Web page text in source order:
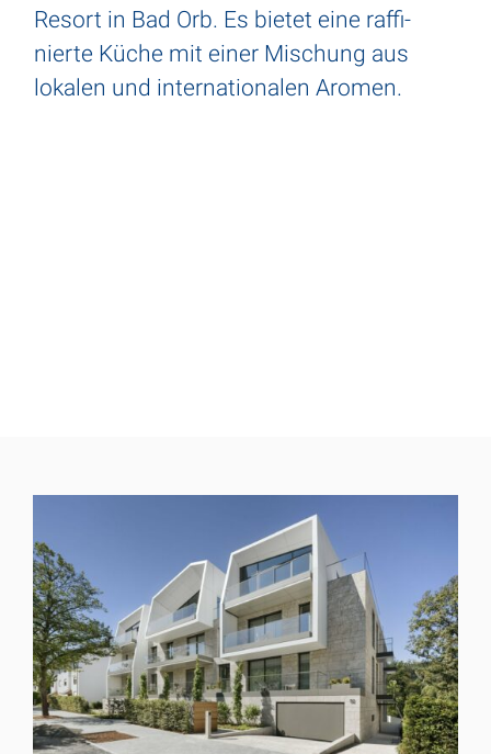
Resort in Bad Orb. Es bietet eine raffi­
nierte Küche mit einer Mischung aus
lokalen und inter­na­tio­nalen Aromen.